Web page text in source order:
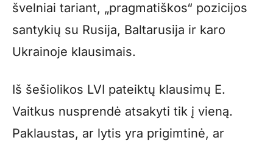
švelniai tariant, „pragmatiškos“ pozicijos
santykių su Rusija, Baltarusija ir karo
Ukrainoje klausimais.
Iš šešiolikos LVI pateiktų klausimų E.
Vaitkus nusprendė atsakyti tik į vieną.
Paklaustas, ar lytis yra prigimtinė, ar